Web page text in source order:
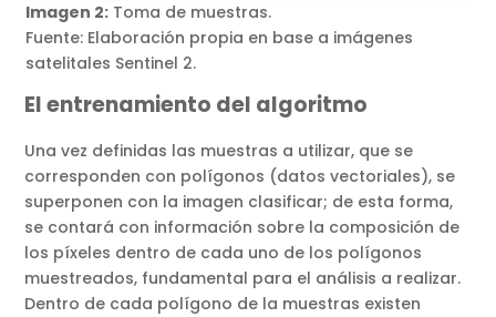
Imagen 2:Toma de muestras.
Fuente: Elaboración propia en base a imágenes
satelitales Sentinel 2.
El entrenamiento del algoritmo
Una vez definidas las muestras a utilizar, que se
corresponden con polígonos (datos vectoriales), se
superponen con la imagen clasificar; de esta forma,
se contará con información sobre la composición de
los píxeles dentro de cada uno de los polígonos
muestreados, fundamental para el análisis a realizar.
Dentro de cada polígono de la muestras existen